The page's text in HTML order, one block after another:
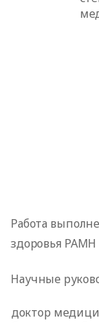
Работа
здоровья РАМН
Научные
доктор